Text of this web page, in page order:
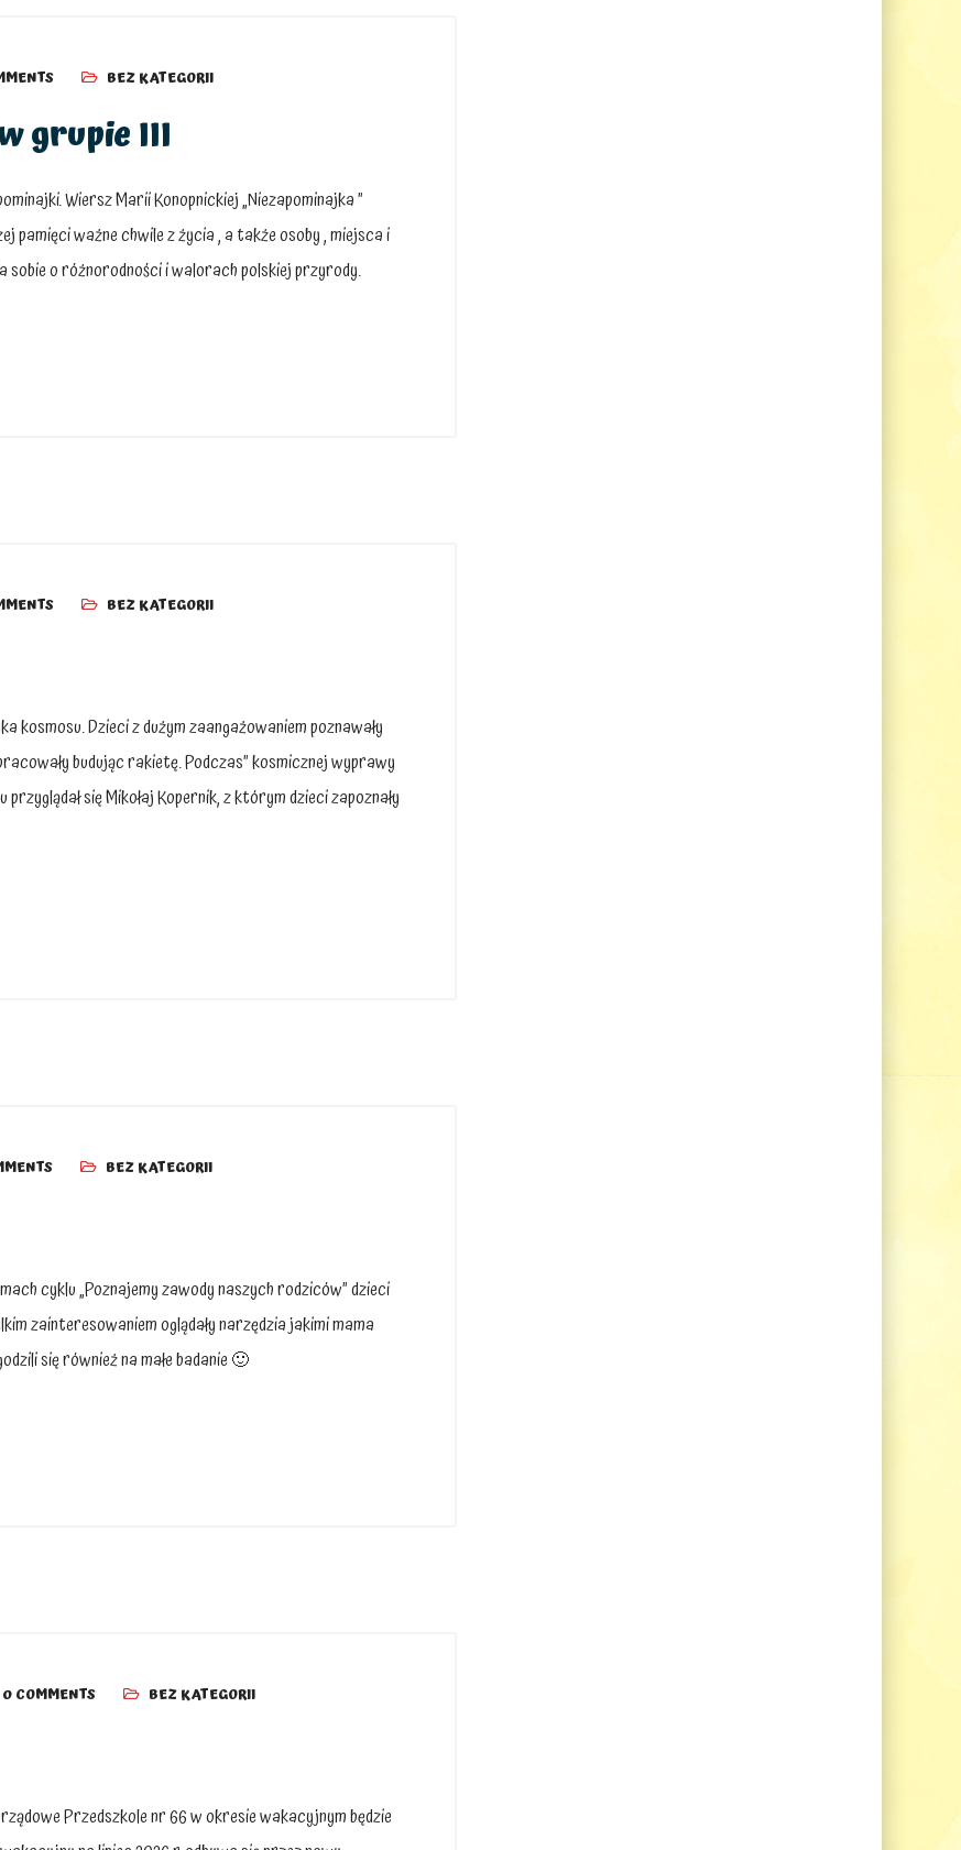
BEZ KATEGORII
grupie III
Wiersz Marii Konopnickiej „Niezapominajka ”
pamięci ważne chwile z życia , a także osoby , miejsca i
sobie o różnorodności i walorach polskiej przyrody.
BEZ KATEGORII
kosmosu. Dzieci z dużym zaangażowaniem poznawały
budując rakietę. Podczas” kosmicznej wyprawy
się Mikołaj Kopernik, z którym dzieci zapoznały
BEZ KATEGORII
cyklu „Poznajemy zawody naszych rodziców” dzieci
zainteresowaniem oglądały narzędzia jakimi mama
się również na małe badanie 🙂
0 COMMENTS BEZ KATEGORII
Przedszkole nr 66 w okresie wakacyjnym będzie